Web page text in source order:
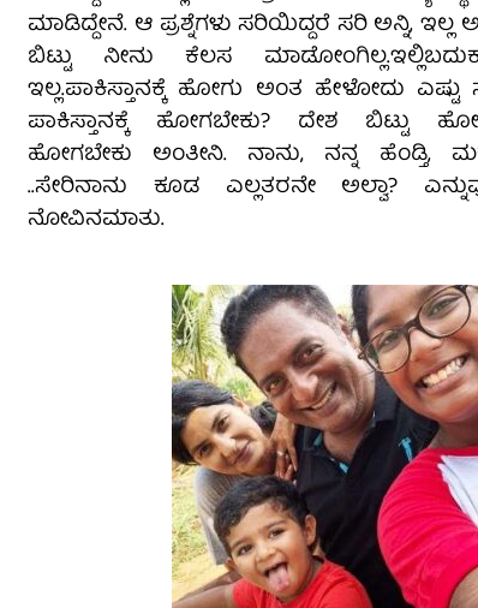
ಮಾಡಿದ್ದೇನೆ. ಆ ಪ್ರಶ್ನೆಗಳು ಸರಿ‌ಯಿದ್ದರೆ ಸರಿ ಅನ್ನಿ, ಇಲ್ಲ
ಬಿಟ್ಟು ನೀನು ಕೆಲಸ
ಇಲ್ಲ.ಪಾಕಿಸ್ತಾನಕ್ಕೆ ಹೋಗು ಅಂತ ಹೇಳೋದು ಎಷ್ಟು
ಪಾಕಿಸ್ತಾನಕ್ಕೆ ಹೋಗಬೇಕು? ದೇಶ ಬಿಟ್ಟು
ಹೋಗಬೇಕು ಅಂತೀನಿ. ನಾನು, ನನ್ನ ಹೆಂಡ್ತಿ,
..ಸೇರಿ‌ನಾನು ಕೂಡ ಎಲ್ಲತರನೇ ಅಲ್ವಾ?
ನೋವಿನ‌ಮಾತು.